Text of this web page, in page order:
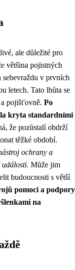
ale důležité pro
většina pojistných
sebevraždu v prvních
letech. Tato lhůta se
pojišťovně. Po
kryta standardními
že pozůstalí obdrží
těžké období.
ochrany a
události. Může jim
budoucnosti s větší
pomoci a podpory
na